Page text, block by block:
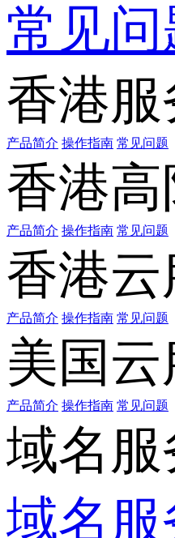
常见问
香港
产品简介 操作指南 常见问题
香港
产品简介 操作指南 常见问题
香港
产品简介 操作指南 常见问题
美国
产品简介 操作指南 常见问题
域名服
域名服